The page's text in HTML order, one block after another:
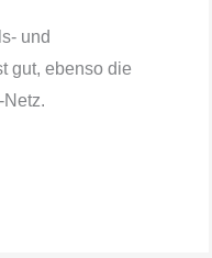
und
gut, ebenso die
Behörde zuständig
geöffnet?